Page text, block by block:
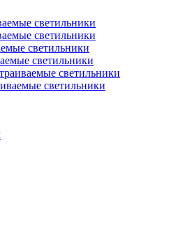
светильники
светильники
светильники
светильники
светильники
светильники